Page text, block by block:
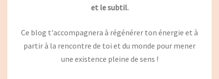
et le subtil.
Ce blog t'accompagnera à régénérer ton énergie et à
partir à la rencontre de toi et du monde pour mener
une existence pleine de sens !